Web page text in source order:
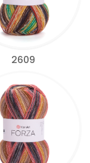
2609